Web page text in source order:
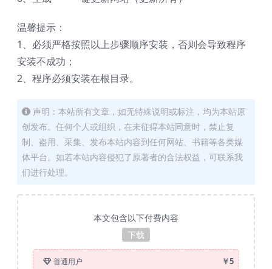
温馨提示：
1、必须严格按照以上步骤顺序安装，否则会导致程序
安装不成功；
2、程序必须安装在根目录。
声明：本站所有文章，如无特殊说明或标注，均为本站原
创发布。任何个人或组织，在未征得本站同意时，禁止复
制、盗用、采集、发布本站内容到任何网站、书籍等各类媒
体平台。如若本站内容侵犯了原著者的合法权益，可联系我
们进行处理。
本文包含以下付费内容
下载
普通用户 ￥5